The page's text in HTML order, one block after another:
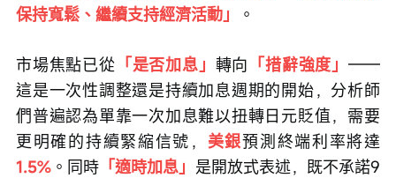
保持寬鬆、繼續支持經濟活動」
。
市場焦點已從 「是否加息」 轉向 「措辭強度」——
這是一次性調整還是持續加息週期的開始，分析師
們普遍認為單靠一次加息難以扭轉日元貶值，需要
更明確的持續緊縮信號， 美銀預測終端利率將達
1.5% 。同時 「適時加息」 是開放式表述，既不承諾9